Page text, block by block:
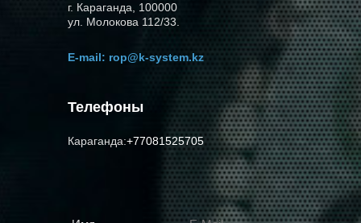
г. Караганда, 100000
ул. Молокова 112/33.
E-mail: rop@k-system.kz
Имя
E-Mail
Телефоны
Караганда:+77081525705